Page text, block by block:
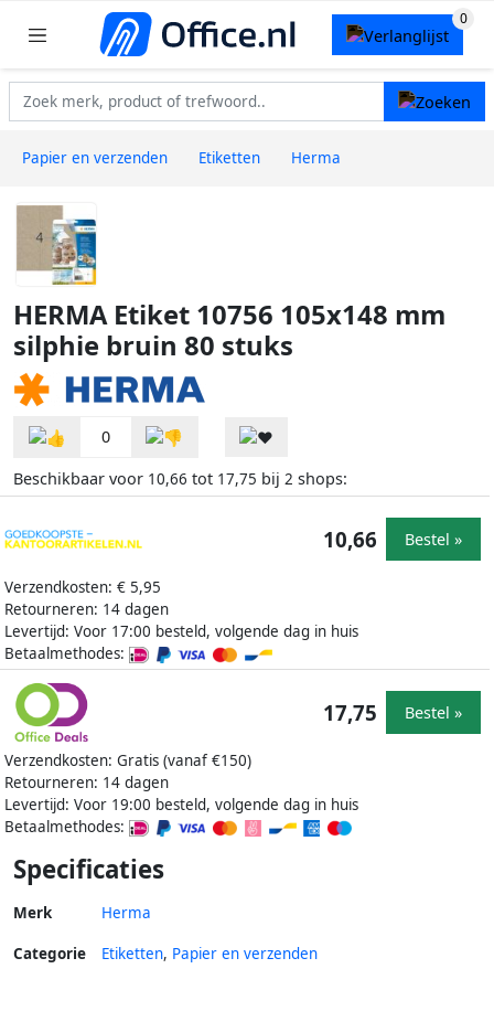
Papier en verzenden Etiketten Herma
HERMA Etiket 10756 105x148 mm
silphie bruin 80 stuks
0
Beschikbaar voor 10,66 tot 17,75 bij 2 shops:
Verzendkosten: € 5,95
Retourneren: 14 dagen
Levertijd: Voor 17:00 besteld, volgende dag in huis
Betaalmethodes:
10,66 Bestel »
Verzendkosten: Gratis (vanaf €150)
Retourneren: 14 dagen
Levertijd: Voor 19:00 besteld, volgende dag in huis
Betaalmethodes:
17,75 Bestel »
Specificaties
Merk Herma
Categorie Etiketten, Papier en verzenden